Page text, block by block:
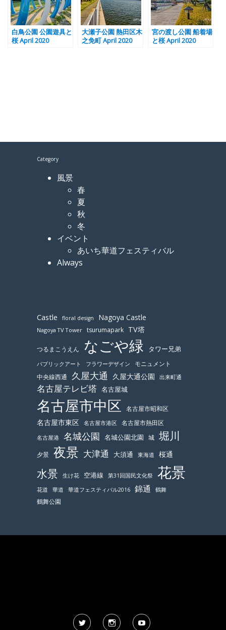
白鳥公園 公園遊具と
桜 April 2020
大瀬子公園 熱田区木
之免町 April 2020
宮の渡し公園 船着場
と桜 April 2020
Category
風景
春
夏
秋
冬
イベント
あいち華道フェスティバル
Always
Castle floral design Nagoya Castle
Nagoya TV Tower tsurumapark TV塔
つるまこうえん なごや緑 タワー兄弟
パブリックアート フラワーデザイン
モニュメント
中央線西通
久屋大通 久屋大通公園 出来町通
名古屋テレビ塔 名古屋城
名古屋市中区 名古屋市昭和区
名古屋市東区 名古屋市港区 名古屋市熱田区
名古屋港 名城公園 名城公園北園 城 堀川
夕景 夜景 大津通 大須通 東海道 桜通
水景 生け花 空港線 第31回国民文化祭 花景
花道 華道 華道フェスティバル2016 錦通 鶴舞
鶴舞公園